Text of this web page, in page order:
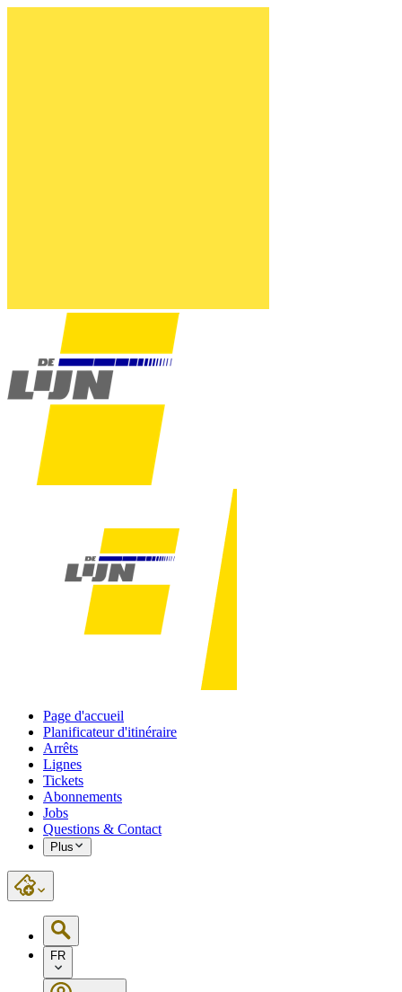
Page d'accueil
Planificateur d'itinéraire
Arrêts
Lignes
Tickets
Abonnements
Jobs
Questions & Contact
Plus
FR